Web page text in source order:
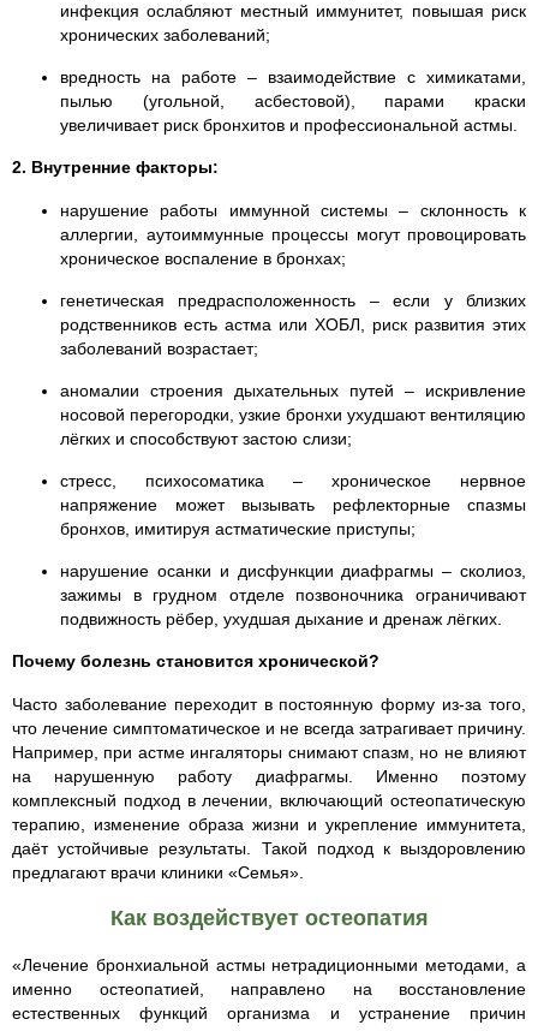
инфекция ослабляют местный иммунитет, повышая риск
хронических заболеваний;
вредность на работе – взаимодействие с химикатами,
пылью (угольной, асбестовой), парами краски
увеличивает риск бронхитов и профессиональной астмы.
2. Внутренние факторы:
нарушение работы иммунной системы – склонность к
аллергии, аутоиммунные процессы могут провоцировать
хроническое воспаление в бронхах;
генетическая предрасположенность – если у близких
родственников есть астма или ХОБЛ, риск развития этих
заболеваний возрастает;
аномалии строения дыхательных путей – искривление
носовой перегородки, узкие бронхи ухудшают вентиляцию
лёгких и способствуют застою слизи;
стресс, психосоматика – хроническое нервное
напряжение может вызывать рефлекторные спазмы
бронхов, имитируя астматические приступы;
нарушение осанки и дисфункции диафрагмы – сколиоз,
зажимы в грудном отделе позвоночника ограничивают
подвижность рёбер, ухудшая дыхание и дренаж лёгких.
Почему болезнь становится хронической?
Часто заболевание переходит в постоянную форму из-за того,
что лечение симптоматическое и не всегда затрагивает причину.
Например, при астме ингаляторы снимают спазм, но не влияют
на нарушенную работу диафрагмы. Именно поэтому
комплексный подход в лечении, включающий остеопатическую
терапию, изменение образа жизни и укрепление иммунитета,
даёт устойчивые результаты. Такой подход к выздоровлению
предлагают врачи клиники «Семья».
Как воздействует остеопатия
«Лечение бронхиальной астмы нетрадиционными методами, а
именно остеопатией, направлено на восстановление
естественных функций организма и устранение причин